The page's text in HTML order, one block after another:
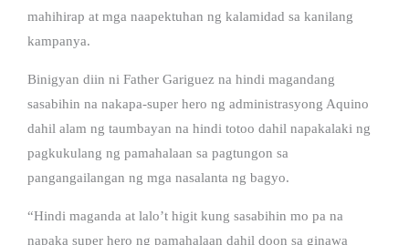
mahihirap at mga naapektuhan ng kalamidad sa kanilang
kampanya.
Binigyan diin ni Father Gariguez na hindi magandang
sasabihin na nakapa-super hero ng administrasyong Aquino
dahil alam ng taumbayan na hindi totoo dahil napakalaki ng
pagkukulang ng pamahalaan sa pagtungon sa
pangangailangan ng mga nasalanta ng bagyo.
“Hindi maganda at lalo’t higit kung sasabihin mo pa na
napaka super hero ng pamahalaan dahil doon sa ginawa